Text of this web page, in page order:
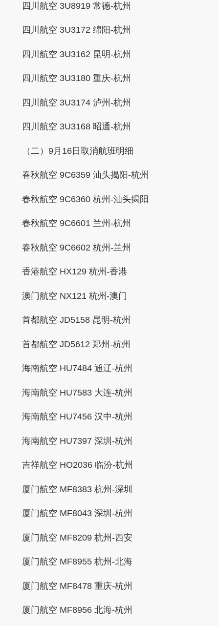
四川航空 3U8919 常德-杭州
四川航空 3U3172 绵阳-杭州
四川航空 3U3162 昆明-杭州
四川航空 3U3180 重庆-杭州
四川航空 3U3174 泸州-杭州
四川航空 3U3168 昭通-杭州
（二）9月16日取消航班明细
春秋航空 9C6359 汕头揭阳-杭州
春秋航空 9C6360 杭州-汕头揭阳
春秋航空 9C6601 兰州-杭州
春秋航空 9C6602 杭州-兰州
香港航空 HX129 杭州-香港
澳门航空 NX121 杭州-澳门
首都航空 JD5158 昆明-杭州
首都航空 JD5612 郑州-杭州
海南航空 HU7484 通辽-杭州
海南航空 HU7583 大连-杭州
海南航空 HU7456 汉中-杭州
海南航空 HU7397 深圳-杭州
吉祥航空 HO2036 临汾-杭州
厦门航空 MF8383 杭州-深圳
厦门航空 MF8043 深圳-杭州
厦门航空 MF8209 杭州-西安
厦门航空 MF8955 杭州-北海
厦门航空 MF8478 重庆-杭州
厦门航空 MF8956 北海-杭州